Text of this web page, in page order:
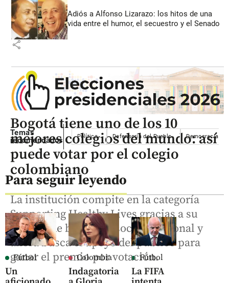
Adiós a Alfonso Lizarazo: los hitos de una
vida entre el humor, el secuestro y el Senado
share
Temas
recomendados
Política Defensoría del Pueblo Democracia
Para seguir leyendo
Fútbol
Un
Colombia
Indagatoria
Fútbol
La FIFA
Bogotá tiene uno de los 10
mejores colegios del mundo: así
puede votar por el colegio
colombiano
La institución compite en la categoría
Supporting Healthy Lives gracias a su
modelo de bienestar socioemocional y
ahora busca el apoyo del público para
ganar el premio por votación.